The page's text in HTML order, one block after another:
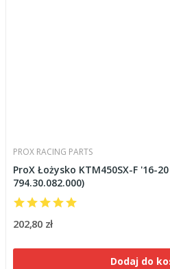
PROX RACING PARTS
ProX Łożysko KTM450SX-F '16-
794.30.082.000)
202,80 zł
Dodaj do